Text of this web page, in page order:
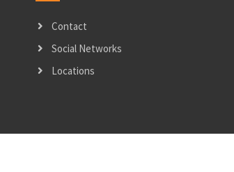
Contact
Social Networks
Locations